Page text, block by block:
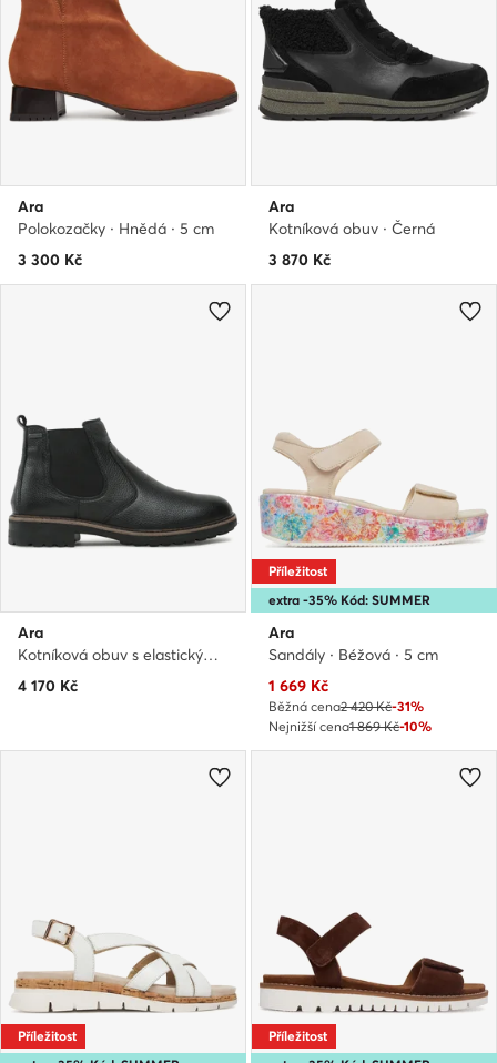
Ara
Polokozačky · Hnědá · 5 cm
3 300 Kč
Ara
Kotníková obuv · Černá
3 870 Kč
Ara
Kotníková obuv s elastickým prvkem · Černá
4 170 Kč
extra -35% Kód: SUMMER
Příležitost
Ara
Sandály · Béžová · 5 cm
Aktuální cena
1 669 Kč
Běžná cena2 420 Kč-31%
Nejnižší cena1 869 Kč-10%
Příležitost
Příležitost